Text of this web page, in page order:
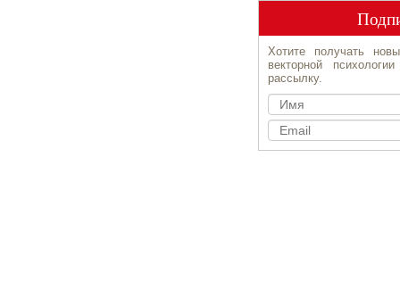
Хотите получать
векторной
рассылку.